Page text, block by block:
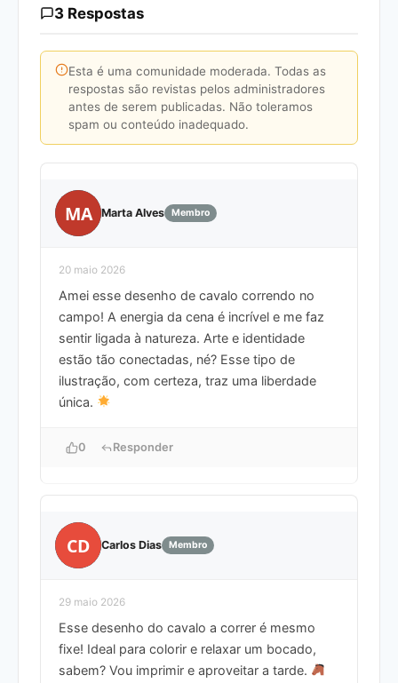
3 Respostas
Esta é uma comunidade moderada. Todas as
respostas são revistas pelos administradores
antes de serem publicadas. Não toleramos
spam ou conteúdo inadequado.
MA Marta Alves Membro
20 maio 2026
Amei esse desenho de cavalo correndo no
campo! A energia da cena é incrível e me faz
sentir ligada à natureza. Arte e identidade
estão tão conectadas, né? Esse tipo de
ilustração, com certeza, traz uma liberdade
única.
0 Responder
CD Carlos Dias Membro
29 maio 2026
Esse desenho do cavalo a correr é mesmo
fixe! Ideal para colorir e relaxar um bocado,
sabem? Vou imprimir e aproveitar a tarde.